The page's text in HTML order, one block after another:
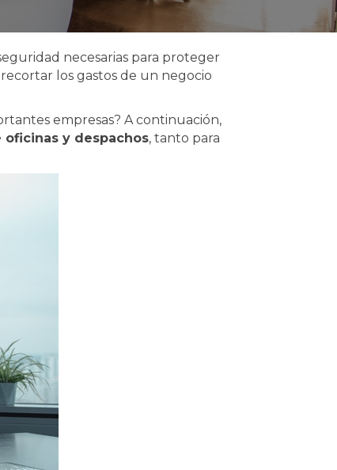
necesarias para proteger
los gastos de un negocio
empresas? A continuación,
y despachos, tanto para